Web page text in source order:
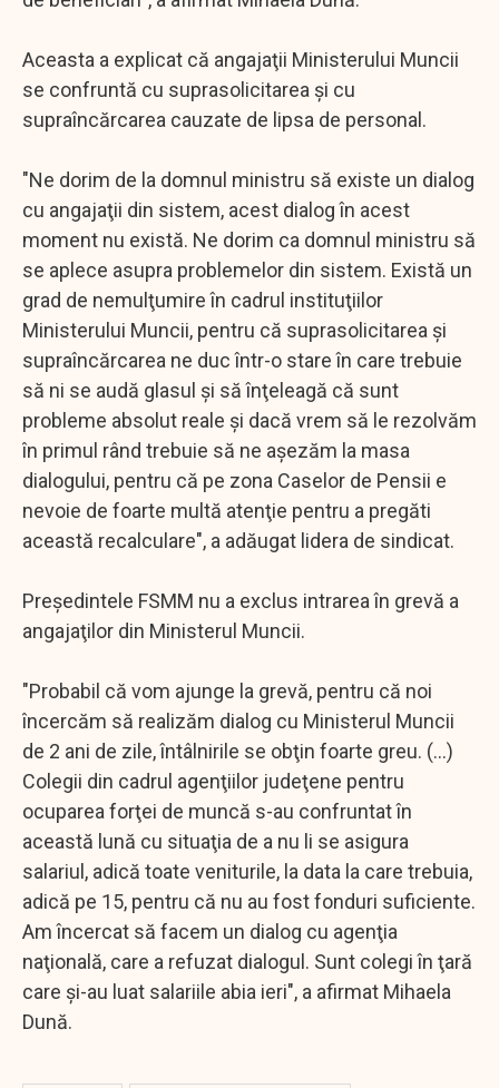
Aceasta a explicat că angajaţii Ministerului Muncii
se confruntă cu suprasolicitarea şi cu
supraîncărcarea cauzate de lipsa de personal.
"Ne dorim de la domnul ministru să existe un dialog
cu angajaţii din sistem, acest dialog în acest
moment nu există. Ne dorim ca domnul ministru să
se aplece asupra problemelor din sistem. Există un
grad de nemulţumire în cadrul instituţiilor
Ministerului Muncii, pentru că suprasolicitarea şi
supraîncărcarea ne duc într-o stare în care trebuie
să ni se audă glasul şi să înţeleagă că sunt
probleme absolut reale şi dacă vrem să le rezolvăm
în primul rând trebuie să ne aşezăm la masa
dialogului, pentru că pe zona Caselor de Pensii e
nevoie de foarte multă atenţie pentru a pregăti
această recalculare", a adăugat lidera de sindicat.
Preşedintele FSMM nu a exclus intrarea în grevă a
angajaţilor din Ministerul Muncii.
"Probabil că vom ajunge la grevă, pentru că noi
încercăm să realizăm dialog cu Ministerul Muncii
de 2 ani de zile, întâlnirile se obţin foarte greu. (...)
Colegii din cadrul agenţiilor judeţene pentru
ocuparea forţei de muncă s-au confruntat în
această lună cu situaţia de a nu li se asigura
salariul, adică toate veniturile, la data la care trebuia,
adică pe 15, pentru că nu au fost fonduri suficiente.
Am încercat să facem un dialog cu agenţia
naţională, care a refuzat dialogul. Sunt colegi în ţară
care şi-au luat salariile abia ieri", a afirmat Mihaela
Dună.